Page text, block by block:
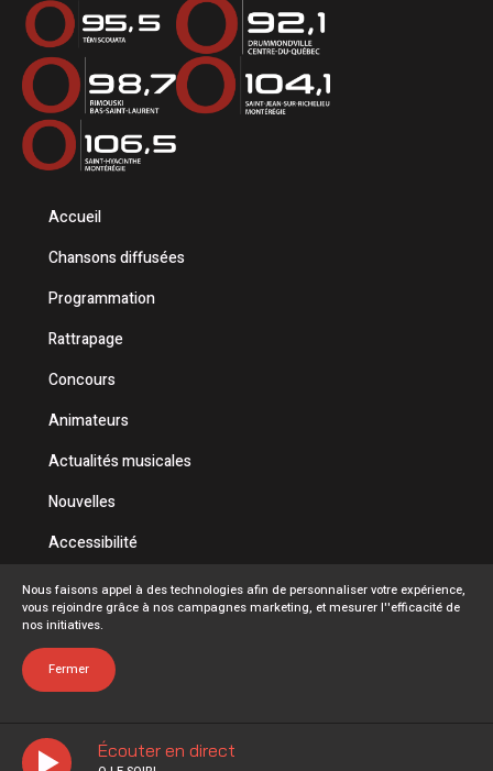
Écouter en direct
Accueil
Chansons diffusées
Programmation
Rattrapage
Concours
Animateurs
Actualités musicales
Nouvelles
Accessibilité
Politique de confidentialité
Conditions d'utilisation
FAQ
Nous faisons appel à des technologies afin de personnaliser votre expérience,
vous rejoindre grâce à nos campagnes marketing, et mesurer l''efficacité de
nos initiatives.
Fermer